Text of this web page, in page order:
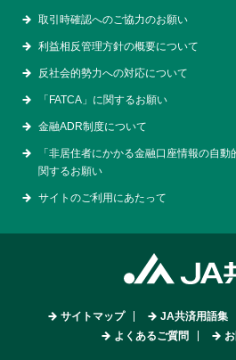
取引時確認へのご協力のお願い
利益相反管理方針の概要について
反社会的勢力への対応について
「FATCA」に関するお願い
金融ADR制度について
「非居住者にかかる金融口座情報の自
関するお願い
サイトのご利用にあたって
サイトマップ JA共済用語集
よくあるご質問